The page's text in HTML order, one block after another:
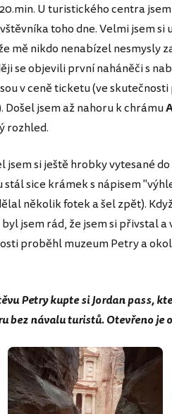
U turistického centra
toho dne. Velmi jsem si
mě nikdo nenabízel nesmysly
se objevili první naháněči s
v ceně ticketu (ve
Došel jsem až nahoru k chrámu
rozhled.
jsem si ještě hrobky vytesané
sice krámek s nápisem
několik fotek a šel zpět).
jsem rád, že jsem si přivstal
proběhl muzeum Petry a
Petry kupte si Jordan pass,
bez návalu turistů. Otevřeno je